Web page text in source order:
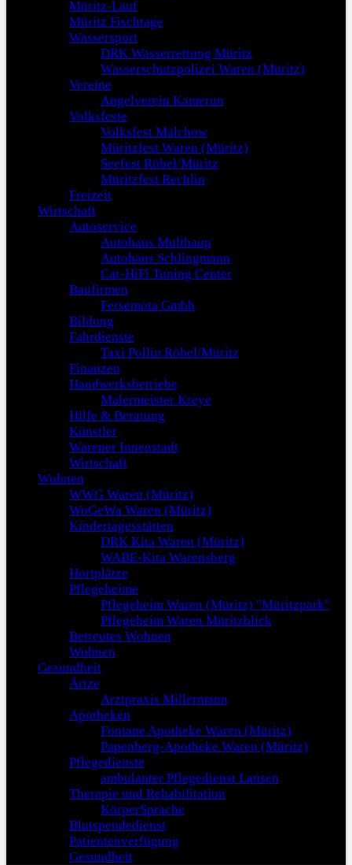
Müritz-Lauf
Müritz Fischtage
Wassersport
DRK Wasserrettung Müritz
Wasserschutzpolizei Waren (Müritz)
Vereine
Angelverein Kamerun
Volksfeste
Volksfest Malchow
Müritzfest Waren (Müritz)
Seefest Röbel/Müritz
Müritzfest Rechlin
Freizeit
Wirtschaft
Autoservice
Autohaus Multhaup
Autohaus Schlingmann
Car-HiFi Tuning Center
Baufirmen
Fersemota Gmbh
Bildung
Fahrdienste
Taxi Pollin Röbel/Müritz
Finanzen
Handwerksbetriebe
Malermeister Kreye
Hilfe & Beratung
Künstler
Warener Innenstadt
Wirtschaft
Wohnen
WWG Waren (Müritz)
WoGeWa Waren (Müritz)
Kindertagesstätten
DRK Kita Waren (Müritz)
WABE-Kita Warensberg
Hortplätze
Pflegeheime
Pflegeheim Waren (Müritz) "Müritzpark"
Pflegeheim Waren Müritzblick
Betreutes Wohnen
Wohnen
Gesundheit
Ärtze
Arztpraxis Millermann
Apotheken
Fontane Apotheke Waren (Müritz)
Papenberg-Apotheke Waren (Müritz)
Pflegedienste
ambulanter Pflegedienst Lansen
Therapie und Rehabilitation
KörperSprache
Blutspendedienst
Patientenverfügung
Gesundheit